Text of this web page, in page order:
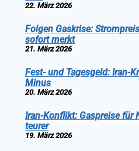
22. März 2026
Folgen Gaskrise:
sofort merkt
21. März 2026
Fest- und Tagesgeld: Iran-
Minus
20. März 2026
Iran-Konflikt: Gaspreise für
teurer
19. März 2026